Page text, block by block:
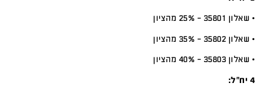
• שאלון 35801 – 25% מהציון
• שאלון 35802 – 35% מהציון
• שאלון 35803 – 40% מהציון
4 יח”ל: